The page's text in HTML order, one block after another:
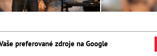
preferované zdroje na Google